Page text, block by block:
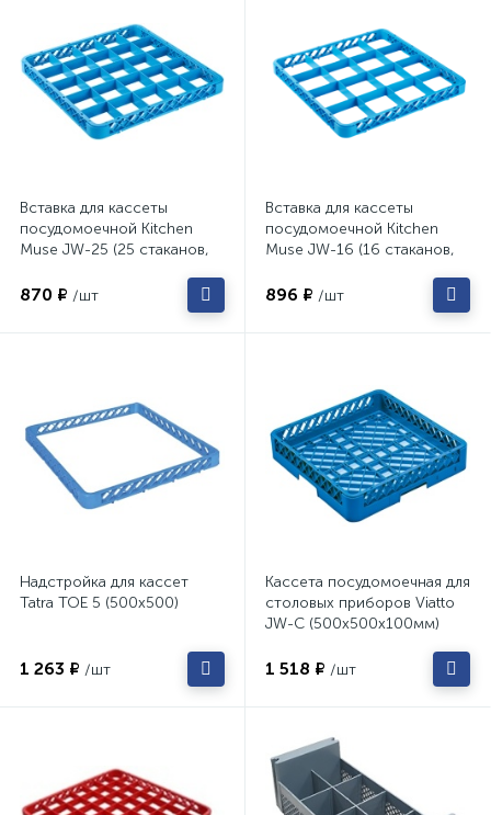
Вставка для кассеты
посудомоечной Kitchen
Muse JW-25 (25 стаканов,
870 ₽ /шт
Вставка для кассеты
посудомоечной Kitchen
Muse JW-16 (16 стаканов,
896 ₽ /шт
Надстройка для кассет
Tatra TOE 5 (500х500)
1 263 ₽ /шт
Кассета посудомоечная для
столовых приборов Viatto
JW-C (500х500х100мм)
1 518 ₽ /шт